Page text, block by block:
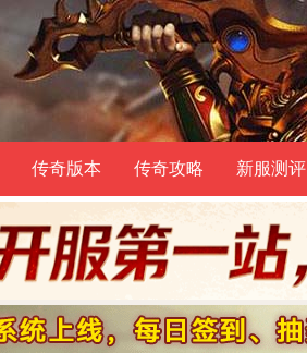
传奇版本 传奇攻略 新服测评